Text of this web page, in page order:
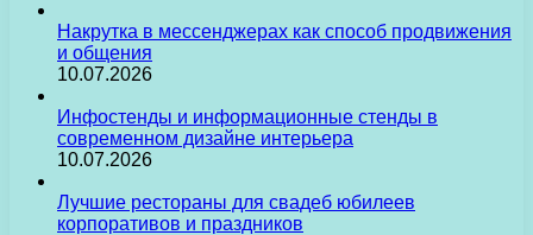
Накрутка в мессенджерах как способ продвижения
и общения
10.07.2026
Инфостенды и информационные стенды в
современном дизайне интерьера
10.07.2026
Лучшие рестораны для свадеб юбилеев
корпоративов и праздников